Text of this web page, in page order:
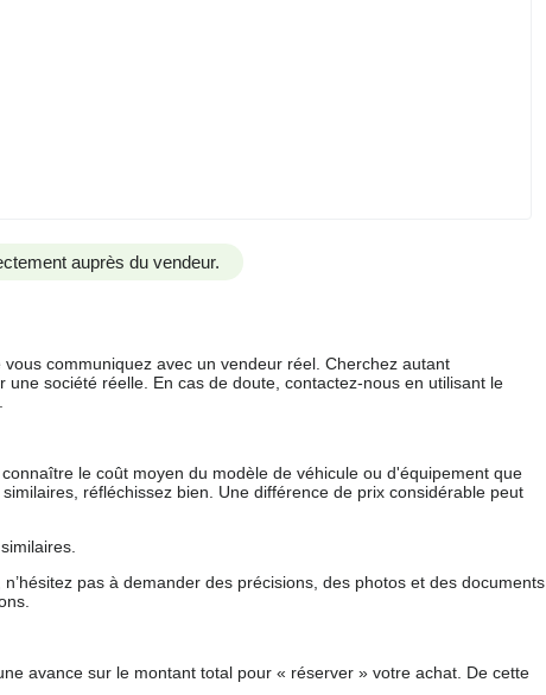
auprès du vendeur.
communiquez avec un vendeur réel. Cherchez autant
société réelle. En cas de doute, contactez-nous en utilisant le
le coût moyen du modèle de véhicule ou d'équipement que
réfléchissez bien. Une différence de prix considérable peut
pas à demander des précisions, des photos et des documents
avance sur le montant total pour « réserver » votre achat. De cette